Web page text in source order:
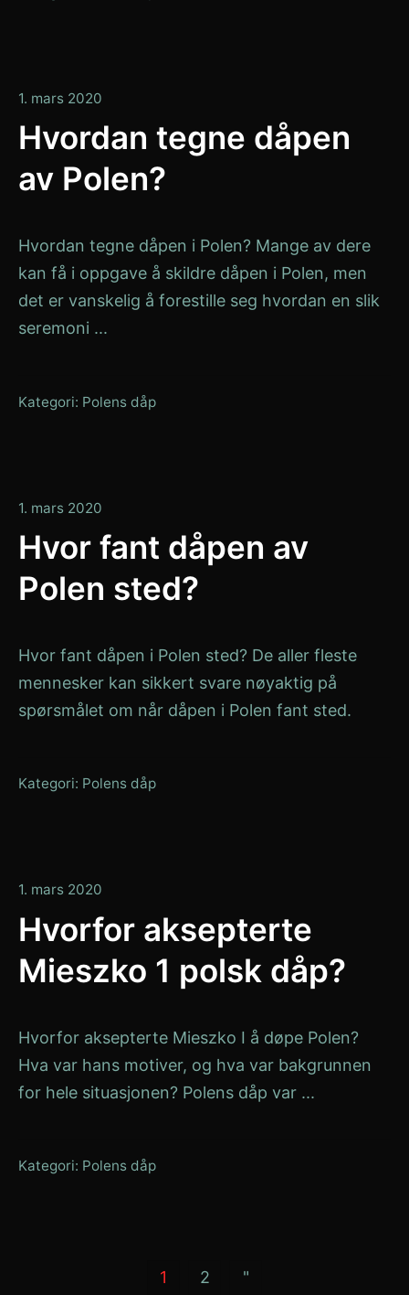
1. mars 2020
Hvordan tegne dåpen
av Polen?
Hvordan tegne dåpen i Polen? Mange av dere
kan få i oppgave å skildre dåpen i Polen, men
det er vanskelig å forestille seg hvordan en slik
seremoni ...
Kategori: Polens dåp
1. mars 2020
Hvor fant dåpen av
Polen sted?
Hvor fant dåpen i Polen sted? De aller fleste
mennesker kan sikkert svare nøyaktig på
spørsmålet om når dåpen i Polen fant sted.
Kategori: Polens dåp
1. mars 2020
juli
2020
Hvorfor aksepterte
Mieszko 1 polsk dåp?
Hvorfor aksepterte Mieszko I å døpe Polen?
Hva var hans motiver, og hva var bakgrunnen
for hele situasjonen? Polens dåp var ...
Kategori: Polens dåp
1 2 "